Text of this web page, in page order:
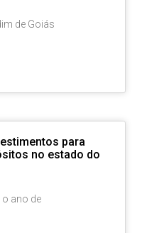
de Goiás
para
no estado do
ano de